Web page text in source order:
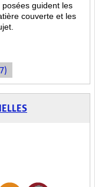
posées guident les
couverte et les